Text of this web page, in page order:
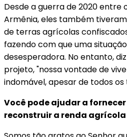
Desde a guerra de 2020 entre
Armênia, eles também
de terras agrícolas
fazendo com que uma
desesperadora. No entanto,
projeto, "nossa vontade de
indomável, apesar de todos
Você pode ajudar a
reconstruir a renda